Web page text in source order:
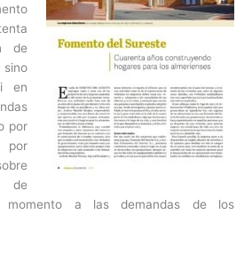
de
en
por
de
momento a las demandas de los